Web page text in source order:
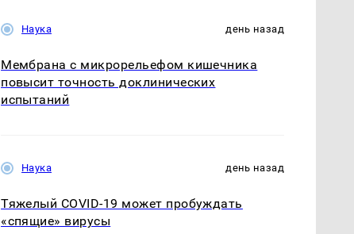
Наука день назад
Мембрана с микрорельефом кишечника
повысит точность доклинических
испытаний
Наука день назад
Тяжелый COVID-19 может пробуждать
«спящие» вирусы